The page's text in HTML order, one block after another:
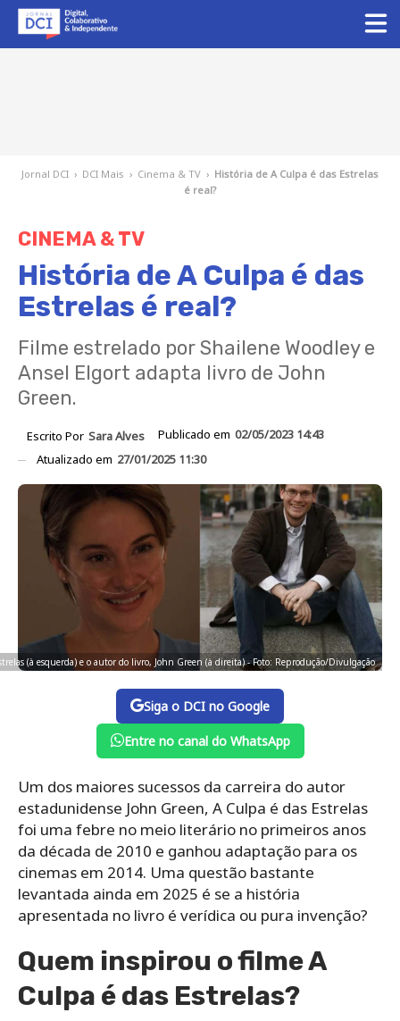
Jornal DCI › DCI Mais › Cinema & TV › História de A Culpa é das Estrelas
é real?
CINEMA & TV
História de A Culpa é das
Estrelas é real?
Filme estrelado por Shailene Woodley e
Ansel Elgort adapta livro de John
Green.
Escrito Por Sara Alves Publicado em 02/05/2023 14:43
Atualizado em 27/01/2025 11:30
(à esquerda) e o autor do livro, John Green (à direita) - Foto: Reprodução/Divulgação
Siga o DCI no Google
Entre no canal do WhatsApp
Um dos maiores sucessos da carreira do autor
estadunidense John Green, A Culpa é das Estrelas
foi uma febre no meio literário no primeiros anos
da década de 2010 e ganhou adaptação para os
cinemas em 2014. Uma questão bastante
levantada ainda em 2025 é se a história
apresentada no livro é verídica ou pura invenção?
Quem inspirou o filme A
Culpa é das Estrelas?